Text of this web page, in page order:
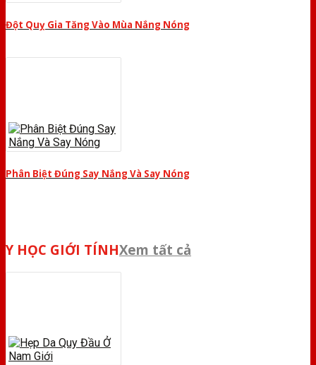
Đột Quỵ Gia Tăng Vào Mùa Nắng Nóng
Phân Biệt Đúng Say Nắng Và Say Nóng
Y HỌC GIỚI TÍNHXem tất cả